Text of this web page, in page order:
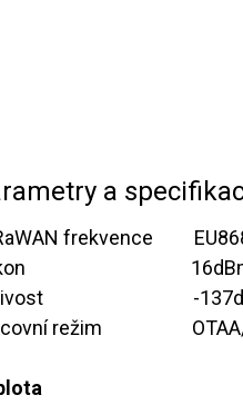
a
frekvence
​​​​​​​-
režim